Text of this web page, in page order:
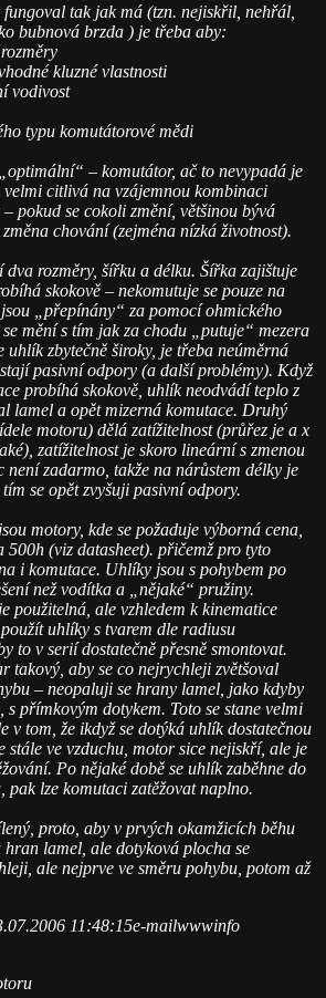
tak jak má (tzn. nejiskřil, nehřál,
bubnová brzda ) je třeba aby:
kluzné vlastnosti
vodivost
typu komutátorové mědi
– komutátor, ač to nevypadá je
velmi citlivá na vzájemnou kombinaci
pokud se cokoli změní, většinou bývá
chování (zejména nízká životnost).
rozměry, šířku a délku. Šířka zajištuje
skokově – nekomutuje se pouze na
„přepínány“ za pomocí ohmického
mění s tím jak za chodu „putuje“ mezera
uhlík zbytečně široky, je třeba neúměrná
pasivní odpory (a další problémy). Když
probíhá skokově, uhlík neodvádí teplo z
lamel a opět mizerná komutace. Druhý
motoru) dělá zatížitelnost (průřez je a x
zatížitelnost je skoro lineární s zmenou
není zadarmo, takže na nárůstem délky je
se opět zvyšuji pasivní odpory.
motory, kde se požaduje výborná cena,
500h (viz datasheet). přičemž pro tyto
i komutace. Uhlíky jsou s pohybem po
než vodítka a „nějaké“ pružiny.
použitelná, ale vzhledem k kinematice
uhlíky s tvarem dle radiusu
to v serií dostatečně přesně smontovat.
takový, aby se co nejrychleji zvětšoval
– neopaluji se hrany lamel, jako kdyby
s přímkovým dotykem. Toto se stane velmi
v tom, že ikdyž se dotýká uhlík dostatečnou
stále ve vzduchu, motor sice nejiskří, ale je
Po nějaké době se uhlík zaběhne do
pak lze komutaci zatěžovat naplno.
proto, aby v prvých okamžicích běhu
hran lamel, ale dotyková plocha se
ale nejprve ve směru pohybu, potom až
11:48:15e-mailwwwinfo